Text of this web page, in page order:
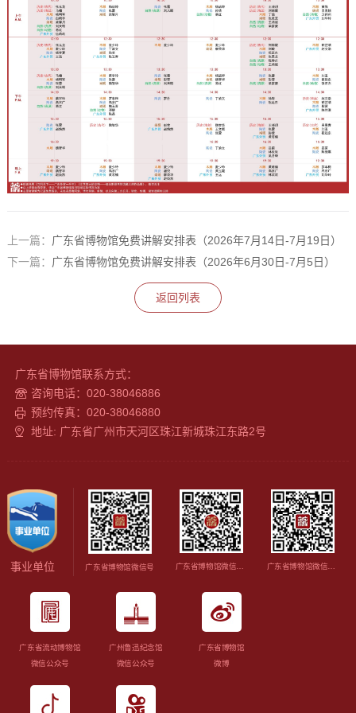
上一篇： 广东省博物馆免费讲解安排表（2026年7月14日-7月19日）
下一篇： 广东省博物馆免费讲解安排表（2026年6月30日-7月5日）
返回列表
广东省博物馆联系方式：
咨询电话：020-38046886
预约传真：020-38046880
地址: 广东省广州市天河区珠江新城珠江东路2号
事业单位 广东省博物馆微信号 广东省博物馆微信视频号 广东省博物馆微信订阅号
广东省流动博物馆
微信公众号
广州鲁迅纪念馆
微信公众号
广东省博物馆
微博